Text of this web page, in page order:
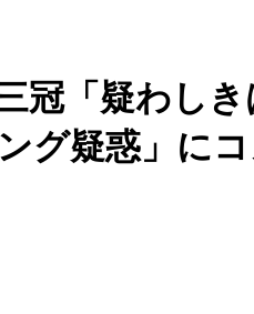
冠「疑わし
グ疑惑」に